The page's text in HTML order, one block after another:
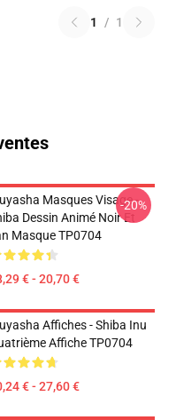
1 / 1
Masques Visage -
Dessin Animé Noir Et
Masque TP0704
€ - 20,70 €
-20%
Affiches - Shiba Inu
Affiche TP0704
€ - 27,60 €